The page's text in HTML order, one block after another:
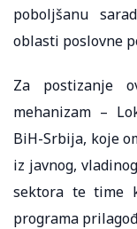
poboljšanu
oblasti poslovne
Za postizanje
mehanizam –
BiH-Srbija, koje
iz javnog,
sektora te time
programa